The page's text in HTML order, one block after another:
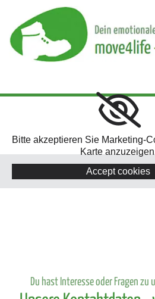
Zum Inhalt springen
Bitte akzeptieren Sie Marketing-
Karte
Accept cookies
Du hast Interesse oder Fragen zu